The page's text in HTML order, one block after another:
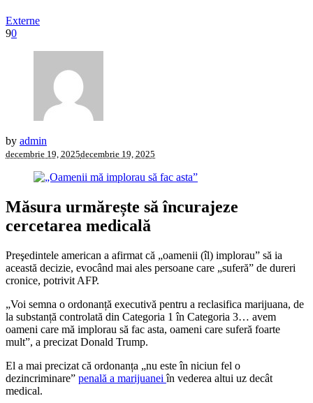
Externe
90
by admin
decembrie 19, 2025decembrie 19, 2025
Măsura urmărește să încurajeze
cercetarea medicală
Preşedintele american a afirmat că „oamenii (îl) implorau” să ia
această decizie, evocând mai ales persoane care „suferă” de dureri
cronice, potrivit AFP.
„Voi semna o ordonanță executivă pentru a reclasifica marijuana, de
la substanță controlată din Categoria 1 în Categoria 3… avem
oameni care mă implorau să fac asta, oameni care suferă foarte
mult”, a precizat Donald Trump.
El a mai precizat că ordonanța „nu este în niciun fel o
dezincriminare” penală a marijuaneiîn vederea altui uz decât
medical.